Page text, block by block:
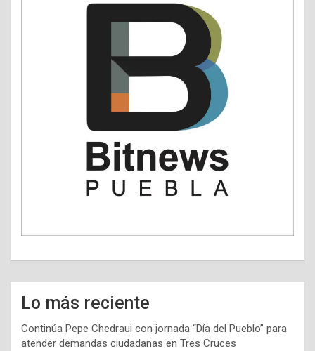
Lo más reciente
Continúa Pepe Chedraui con jornada “Día del Pueblo” para
atender demandas ciudadanas en Tres Cruces